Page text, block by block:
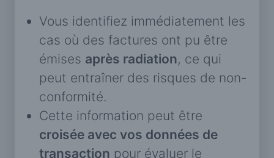
Vous identifiez immédiatement les
cas où des factures ont pu être
émises après radiation, ce qui
peut entraîner des risques de non-
conformité.
Cette information peut être
croisée avec vos données de
transaction pour évaluer le